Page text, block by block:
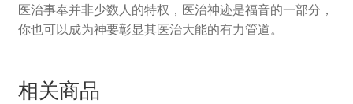
医治事奉并非少数人的特权，医治神迹是福音的一部分，
你也可以成为神要彰显其医治大能的有力管道。
相关商品